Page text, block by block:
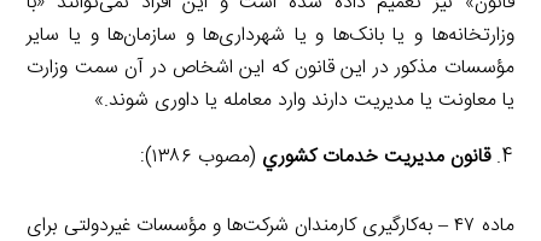
وزارتخانه‌ها و یا بانک‌ها و یا شهرداری‌ها و سازمان‌ها و یا سایر
مؤسسات مذکور در این قانون که این اشخاص در آن سمت وزارت
یا معاونت یا مدیریت دارند وارد معامله یا داوری شوند.»
قانون مديريت خدمات كشوري (مصوب ۱۳۸۶):
ماده ۴۷ – به‌کارگیری کارمندان شرکت‌ها و مؤسسات غیردولتی برای